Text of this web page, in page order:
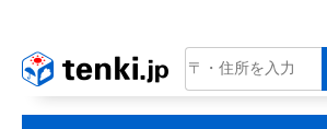
tenki.jp